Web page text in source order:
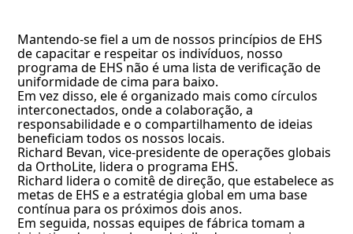
Mantendo-se fiel a um de nossos princípios de EHS
de capacitar e respeitar os indivíduos, nosso
programa de EHS não é uma lista de verificação de
uniformidade de cima para baixo.
Em vez disso, ele é organizado mais como círculos
interconectados, onde a colaboração, a
responsabilidade e o compartilhamento de ideias
beneficiam todos os nossos locais.
Richard Bevan, vice-presidente de operações globais
da OrthoLite, lidera o programa EHS.
Richard lidera o comitê de direção, que estabelece as
metas de EHS e a estratégia global em uma base
contínua para os próximos dois anos.
Em seguida, nossas equipes de fábrica tomam a